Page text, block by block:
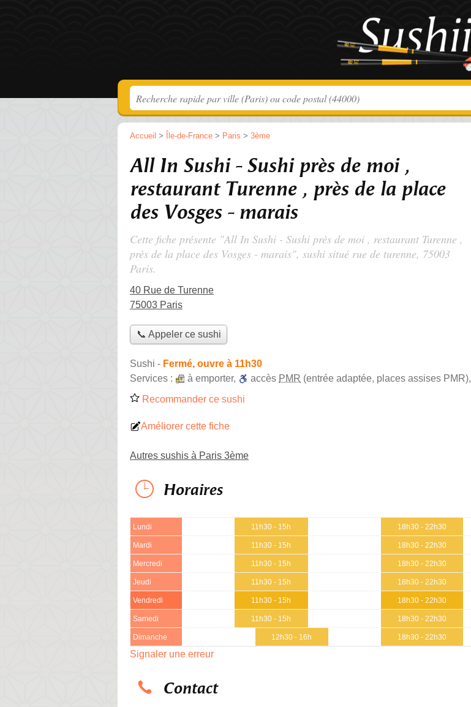
Accueil > Île-de-France > Paris > 3ème
All In Sushi - Sushi près de moi ,
restaurant Turenne , près de la place
des Vosges - marais
Cette fiche présente "All In Sushi - Sushi près de moi , restaurant Turenne ,
près de la place des Vosges - marais", sushi situé rue de turenne, 75003
Paris.
40 Rue de Turenne
75003 Paris
📞 Appeler ce sushi
Sushi - Fermé, ouvre à 11h30
Services :
à emporter, accès PMR (entrée adaptée, places assises PMR),
Recommander ce sushi
Améliorer cette fiche
Autres sushis à Paris 3ème
Horaires
Lundi 11h30 - 15h 18h30 - 22h30
Mardi 11h30 - 15h 18h30 - 22h30
Mercredi 11h30 - 15h 18h30 - 22h30
Jeudi 11h30 - 15h 18h30 - 22h30
Vendredi 11h30 - 15h 18h30 - 22h30
Samedi 11h30 - 15h 18h30 - 22h30
Dimanche 12h30 - 16h 18h30 - 22h30
Signaler une erreur
Contact